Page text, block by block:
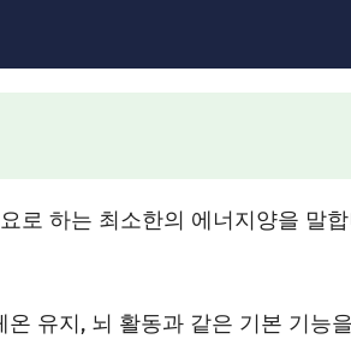
로 하는 최소한의 에너지양을 말
유지, 뇌 활동과 같은 기본 기능